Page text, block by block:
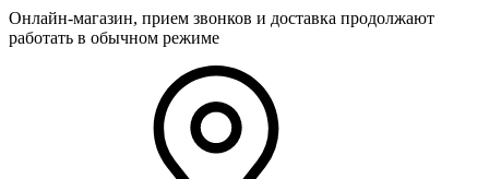
Онлайн-магазин, прием звонков и доставка продолжают
работать в обычном режиме